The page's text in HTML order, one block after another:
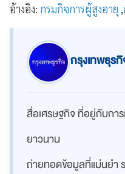
อ้างอิง: กรมกิจการผู้สูงอายุ ,
กรุงเทพธุร
สื่อเศรษฐกิจ ที่อยู่กับกา
ยาวนาน
ถ่ายทอดข้อมูลที่แม่นยำ